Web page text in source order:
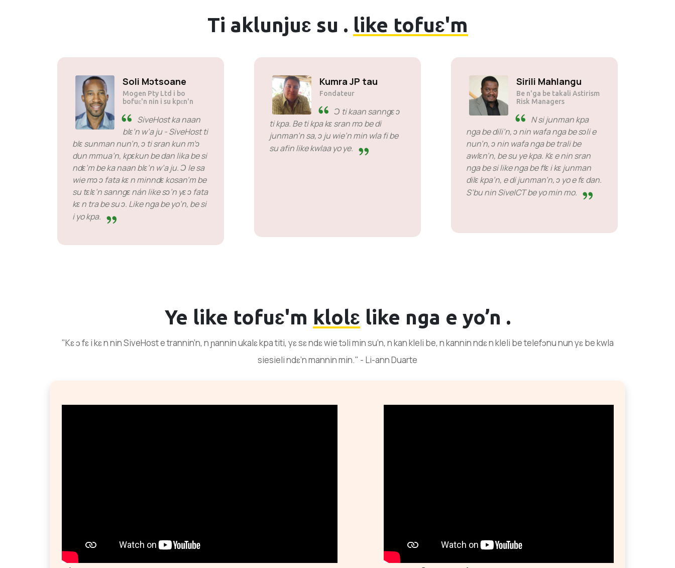
Ti aklunjuɛ su . like tofuɛ'm
Soli Mɔtsoane
Mogen Pty Ltd i bo
bofuɛ'n nin i su kpɛn'n
SiveHost ka naan
blɛ’n w’a ju - SiveHost ti
blɛ sunman nun’n, ɔ ti sran kun m’ɔ
dun mmua’n, kpɛkun be dan lika be si
ndɛ’m be ka naan blɛ’n w’a ju. Ɔ le sa
wie mɔ ɔ fata kɛ n minndɛ kosan’m be
su tɛlɛ’n sanngɛ nán like sɔ’n yɛ ɔ fata
kɛ n tra be su ɔ. Like nga be yo’n, be si
i yo kpa.
Kumra JP tau
Fondateur
Ɔ ti kaan sanngɛ ɔ
ti kpa. Be ti kpa kɛ sran mɔ be di
junman’n sa, ɔ ju wie’n min wla fi be
su afin like kwlaa yo ye.
Sirili Mahlangu
Be n'ga be takali Astirism
Risk Managers
N si junman kpa
nga be dili’n, ɔ nin wafa nga be sɔli e
nun’n, ɔ nin wafa nga be trali be
awlɛn’n, be su ye kpa. Kɛ e nin sran
nga be si like nga be flɛ i kɛ junman
dilɛ kpa’n, e di junman’n, ɔ yo e fɛ dan.
S’bu nin SiveICT be yo min mo.
Ye like tofuɛ'm klolɛ like nga e yo’n .
"Kɛ ɔ fɛ i kɛ n nin SiveHost e trannin’n, n ɲannin ukalɛ kpa titi, yɛ sɛ ndɛ wie tɔli min su’n, n kan kleli be, n kannin ndɛ n kleli be telefɔnu nun yɛ be kwla
siesieli ndɛ’n mannin min." - Li-ann Duarte